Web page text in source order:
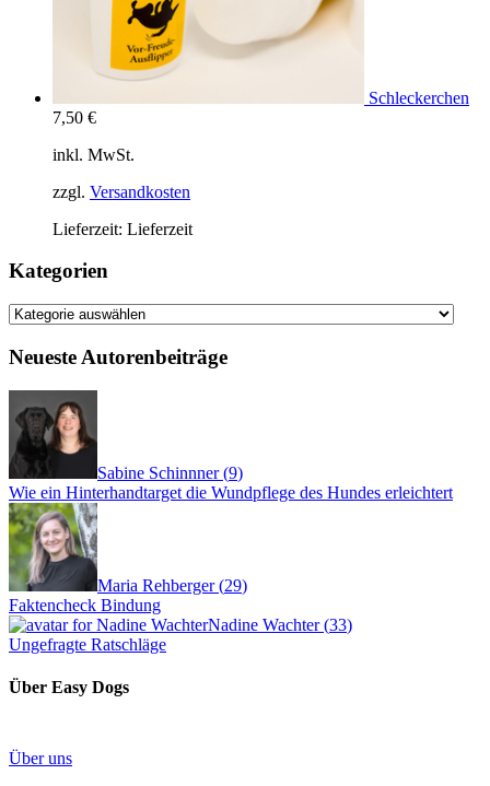
Schleckerchen
7,50 €
inkl. MwSt.
zzgl. Versandkosten
Lieferzeit: Lieferzeit
Kategorien
Kategorien
Neueste Autorenbeiträge
Sabine Schinnner(9)
Wie ein Hinterhandtarget die Wundpflege des Hundes erleichtert
Maria Rehberger(29)
Faktencheck Bindung
Nadine Wachter(33)
Ungefragte Ratschläge
Über Easy Dogs
Über uns